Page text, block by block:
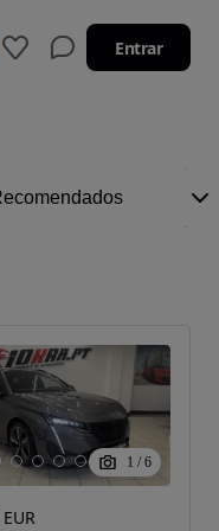
Entrar
1 / 6
EUR